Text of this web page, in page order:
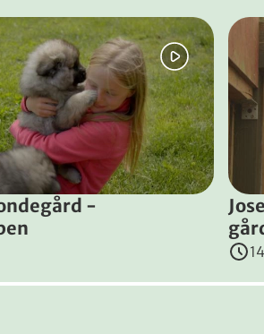
tager til Jylland for at hente
(Danmark , 2015)
-